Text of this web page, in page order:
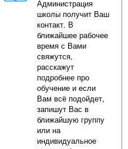
Администрация
школы получит Ваш
контакт. В
ближайшее рабочее
время с Вами
свяжутся,
расскажут
подробнее про
обучение и если
Вам всё подойдет,
запишут Вас в
ближайшую группу
или на
индивидуальное